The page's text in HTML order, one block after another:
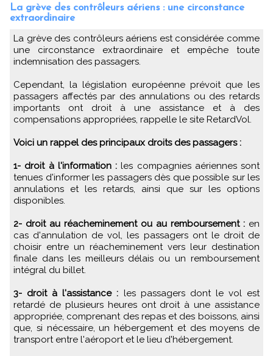
La grève des contrôleurs aériens : une circonstance
extraordinaire
La grève des contrôleurs aériens est considérée comme
une circonstance extraordinaire et empêche toute
indemnisation des passagers.
Cependant, la législation européenne prévoit que les
passagers affectés par des annulations ou des retards
importants ont droit à une assistance et à des
compensations appropriées, rappelle le site RetardVol.
Voici un rappel des principaux droits des passagers :
1- droit à l'information : les compagnies aériennes sont
tenues d'informer les passagers dès que possible sur les
annulations et les retards, ainsi que sur les options
disponibles.
2- droit au réacheminement ou au remboursement : en
cas d'annulation de vol, les passagers ont le droit de
choisir entre un réacheminement vers leur destination
finale dans les meilleurs délais ou un remboursement
intégral du billet.
3- droit à l'assistance : les passagers dont le vol est
retardé de plusieurs heures ont droit à une assistance
appropriée, comprenant des repas et des boissons, ainsi
que, si nécessaire, un hébergement et des moyens de
transport entre l'aéroport et le lieu d'hébergement.